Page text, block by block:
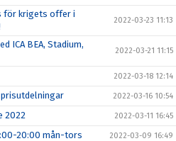
för krigets offer i
2022-03-23 11:13
ICA BEA, Stadium,
2022-03-21 11:15
2022-03-18 12:14
prisutdelningar 2022-03-16 10:54
2022 2022-03-11 16:45
20:00 mån-tors 2022-03-09 16:49